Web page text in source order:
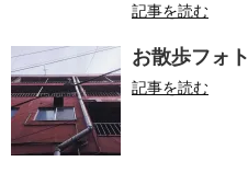
記事を読む
お散歩フォト
記事を読む